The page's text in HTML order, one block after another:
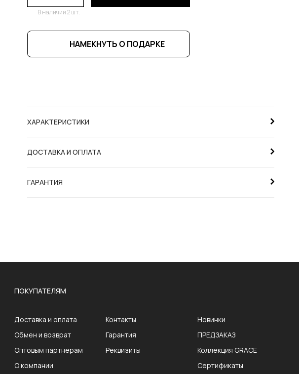
В наличии 2 шт.
НАМЕКНУТЬ О ПОДАРКЕ
ХАРАКТЕРИСТИКИ
ДОСТАВКА И ОПЛАТА
ГАРАНТИЯ
ПОКУПАТЕЛЯМ
Доставка и оплата
Обмен и возврат
Оптовым партнерам
О компании
Контакты
Гарантия
Реквизиты
Новинки
ПРЕДЗАКАЗ
Коллекция GRACE
Сертификаты